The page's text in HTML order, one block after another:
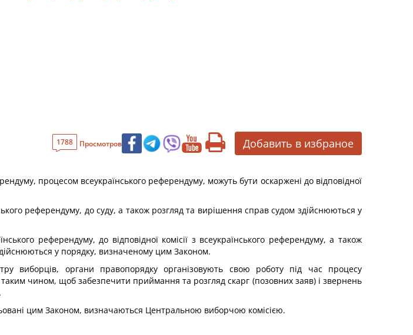
1788 Просмотров Добавить в избраное
процесом всеукраїнського референдуму, можуть бути оскаржені до відповідної
референдуму, до суду, а також розгляд та вирішення справ судом здійснюються у
референдуму, до відповідної комісії з всеукраїнського референдуму, а також
у порядку, визначеному цим Законом.
виборців, органи правопорядку організовують свою роботу під час процесу
таким чином, щоб забезпечити приймання та розгляд скарг (позовних заяв) і звернень
цим Законом, визначаються Центральною виборчою комісією.